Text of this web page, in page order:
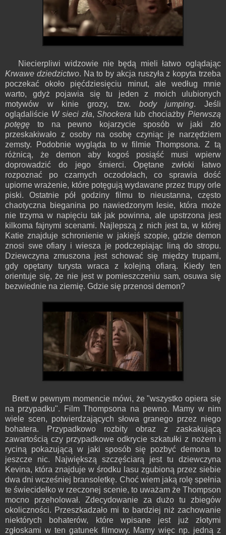
Niecierpliwi widzowie nie będą mieli łatwo oglądając
Krwawe dziedzictwo. Na to by akcja ruszyła z kopyta trzeba
poczekać około pięćdziesięciu minut, ale według mnie
warto, gdyż pojawia się tu jeden z moich ulubionych
motywów w kinie grozy, tzw. body jumping. Jeśli
oglądaliście W sieci zła,Shockera lub chociażbyPierwszą
potęgę to na pewno kojarzycie sposób w jaki zło
przeskakiwało z osoby na osobę czyniąc je narzędziem
zemsty. Podobnie wygląda to w filmie Thompsona. Z tą
różnicą, że demon aby kogoś posiąść musi wpierw
doprowadzić do jego śmierci. Opętane zwłoki łatwo
rozpoznać po czarnych oczodołach, co sprawia dość
upiorne wrażenie, które potęgują wydawane przez trupy orle
piski. Ostatnie pół godziny filmu to nieustanna, często
chaotyczna bieganina po nawiedzonym lesie, która może
nie trzyma w napięciu tak jak powinna, ale upstrzona jest
kilkoma fajnymi scenami. Najlepszą z nich jest ta, w której
Katie znajduje schronienie w jakiejś szopie, gdzie demon
znosi swe ofiary i wiesza je podczepiając liną do stropu.
Dziewczyna zmuszona jest schować się między trupami,
gdy opętany turysta wraca z kolejną ofiarą. Kiedy ten
orientuje się, że nie jest w pomieszczeniu sam, osuwa się
bezwiednie na ziemię. Gdzie się przenosi demon?
Brett w pewnym momencie mówi, że "wszystko opiera się
na przypadku". Film Thompsona na pewno. Mamy w nim
wiele scen, potwierdzających słowa granego przez niego
bohatera. Przypadkowo rozbity obraz z zaskakującą
zawartością czy przypadkowe odkrycie szkatułki z nożem i
ryciną pokazującą w jaki sposób się pozbyć demona to
jeszcze nic. Największą szczęściarą jest tu dziewczyna
Kevina, która znajduje w środku lasu zgubioną przez siebie
dwa dni wcześniej bransoletkę. Choć wiem jaką rolę spełnia
te świecidełko w rzeczonej scenie, to uważam że Thompson
mocno przeholował. Zdecydowanie za dużo tu zbiegów
okoliczności. Przeszkadzało mi to bardziej niż zachowanie
niektórych bohaterów, które wpisane jest już złotymi
zgłoskami w ten gatunek filmowy. Mamy więc np. jedną z